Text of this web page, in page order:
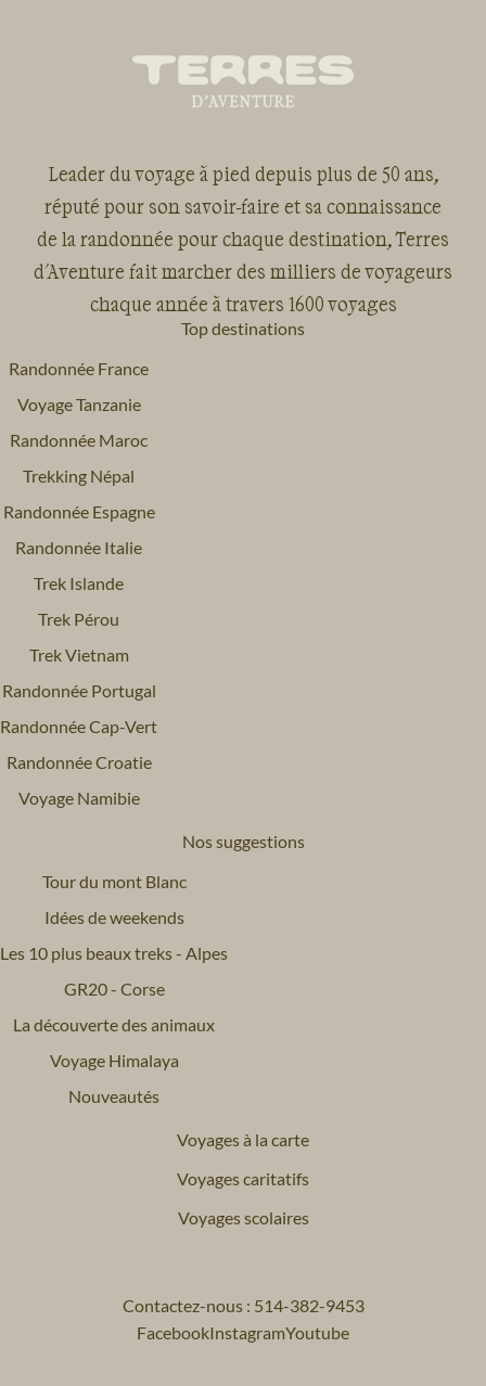
Leader du voyage à pied depuis plus de 50 ans,
réputé pour son savoir-faire et sa connaissance
de la randonnée pour chaque destination, Terres
d'Aventure fait marcher des milliers de voyageurs
chaque année à travers 1600 voyages
Top destinations
Randonnée France
Voyage Tanzanie
Randonnée Maroc
Trekking Népal
Randonnée Espagne
Randonnée Italie
Trek Islande
Trek Pérou
Trek Vietnam
Randonnée Portugal
Randonnée Cap-Vert
Randonnée Croatie
Voyage Namibie
Nos suggestions
Tour du mont Blanc
Idées de weekends
Les 10 plus beaux treks - Alpes
GR20 - Corse
La découverte des animaux
Voyage Himalaya
Nouveautés
Voyages à la carte
Voyages caritatifs
Voyages scolaires
Contactez-nous : 514-382-9453
FacebookInstagramYoutube